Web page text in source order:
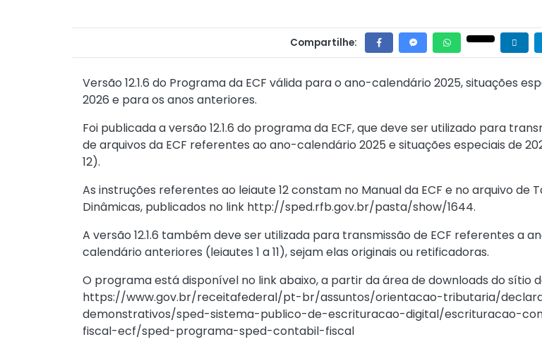
Compartilhe:
Versão 12.1.6 do Programa da ECF válida para o ano-calendário 2025, situações
2026 e para os anos anteriores.
Foi publicada a versão 12.1.6 do programa da ECF, que deve ser utilizado para
de arquivos da ECF referentes ao ano-calendário 2025 e situações especiais de
12).
As instruções referentes ao leiaute 12 constam no Manual da ECF e no arquivo de
Dinâmicas, publicados no link http://sped.rfb.gov.br/pasta/show/1644.
A versão 12.1.6 também deve ser utilizada para transmissão de ECF referentes a
calendário anteriores (leiautes 1 a 11), sejam elas originais ou retificadoras.
O programa está disponível no link abaixo, a partir da área de downloads do sítio
https://www.gov.br/receitafederal/pt-br/assuntos/orientacao-tributaria/
demonstrativos/sped-sistema-publico-de-escrituracao-digital/escrituracao-
fiscal-ecf/sped-programa-sped-contabil-fiscal